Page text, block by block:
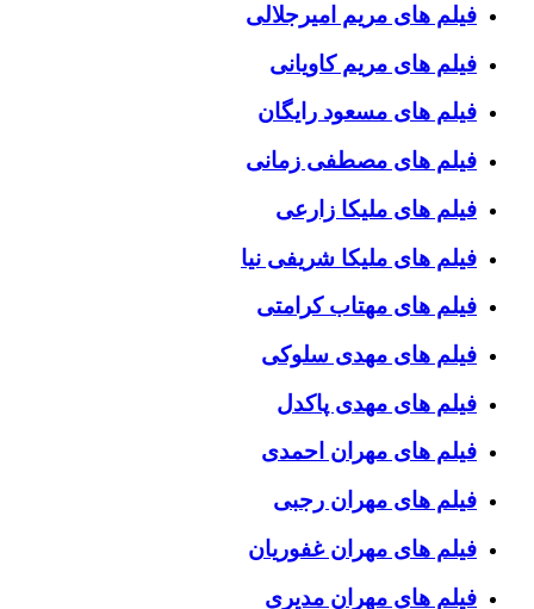
فیلم های مریم امیرجلالی
فیلم های مریم کاویانی
فیلم های مسعود رایگان
فیلم های مصطفی زمانی
فیلم های ملیکا زارعی
فیلم های ملیکا شریفی نیا
فیلم های مهتاب کرامتی
فیلم های مهدی سلوکی
فیلم های مهدی پاکدل
فیلم های مهران احمدی
فیلم های مهران رجبی
فیلم های مهران غفوریان
فیلم های مهران مدیری